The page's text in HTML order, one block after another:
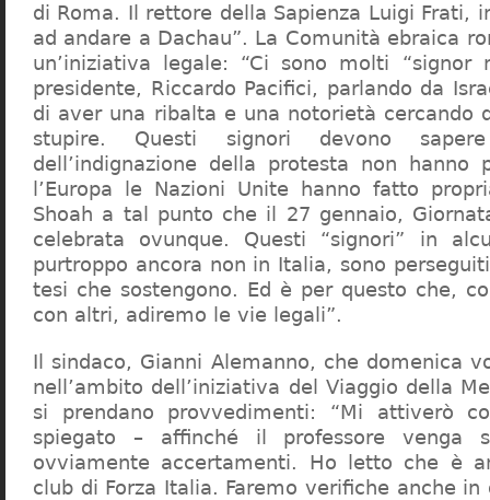
di Roma. Il rettore della Sapienza Luigi Frati,
ad andare a Dachau”. La Comunità ebraica
un’iniziativa legale: “Ci sono molti “signor
presidente, Riccardo Pacifici, parlando da
di aver una ribalta e una notorietà cercando
stupire. Questi signori devono
dell’indignazione della protesta non hanno
l’Europa le Nazioni Unite hanno fatto
Shoah a tal punto che il 27 gennaio,
celebrata ovunque. Questi “signori” in
purtroppo ancora non in Italia, sono
tesi che sostengono. Ed è per questo che,
con altri, adiremo le vie legali”.
Il sindaco, Gianni Alemanno, che domenica
nell’ambito dell’iniziativa del Viaggio della
si prendano provvedimenti: “Mi attiverò
spiegato – affinché il professore venga
ovviamente accertamenti. Ho letto che è
club di Forza Italia. Faremo verifiche anche in